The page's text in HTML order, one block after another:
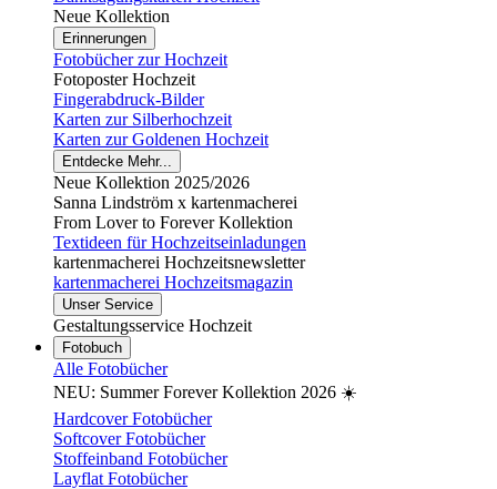
Neue Kollektion
Erinnerungen
Fotobücher zur Hochzeit
Fotoposter Hochzeit
Fingerabdruck-Bilder
Karten zur Silberhochzeit
Karten zur Goldenen Hochzeit
Entdecke Mehr...
Neue Kollektion 2025/2026
Sanna Lindström x kartenmacherei
From Lover to Forever Kollektion
Textideen für Hochzeitseinladungen
kartenmacherei Hochzeitsnewsletter
kartenmacherei Hochzeitsmagazin
Unser Service
Gestaltungsservice Hochzeit
Fotobuch
Alle Fotobücher
NEU: Summer Forever Kollektion 2026 ☀️
Hardcover Fotobücher
Softcover Fotobücher
Stoffeinband Fotobücher
Layflat Fotobücher